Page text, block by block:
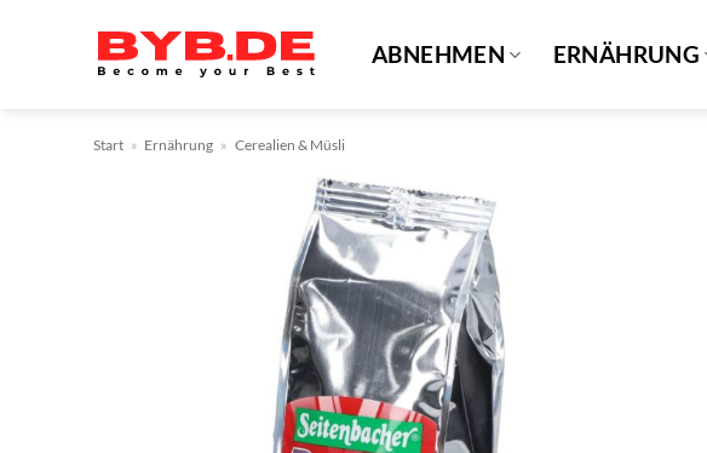
ABNEHMEN ERNÄHRUNG
Start » Ernährung » Cerealien & Müsli